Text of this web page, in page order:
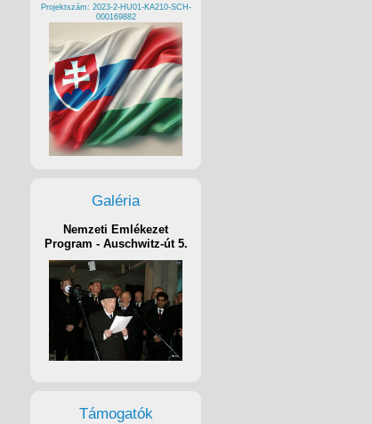
Projektszám: 2023-2-HU01-KA210-SCH-
000169882
Galéria
Nemzeti Emlékezet
Program - Auschwitz-út 5.
Támogatók